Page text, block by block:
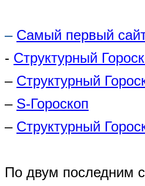
– Самый первый сайт
- Структурный
– Структурный
– S-Гороскоп
– Структурный
По двум последним